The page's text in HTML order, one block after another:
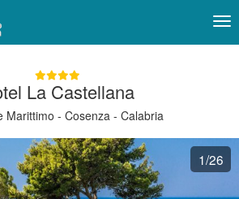
La Castellana
Marittimo - Cosenza - Calabria
1/26